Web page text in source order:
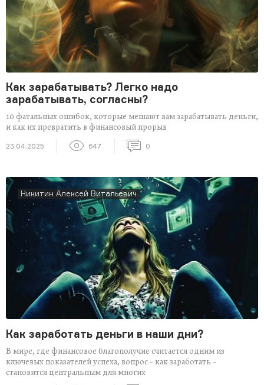
Как зарабатывать? Легко надо
зарабатывать, согласны?
10 фатальных ошибок, которые мешают вам зарабатывать деньги,
и как их превратить в финансовый прорыв
23.04.2025 647 0
Никитин Алексей Витальевич
Как заработать деньги в наши дни?
В мире, где финансовое благополучие считается одним из
ключевых показателей успеха, вопрос - как заработать -
становится центральным для многих